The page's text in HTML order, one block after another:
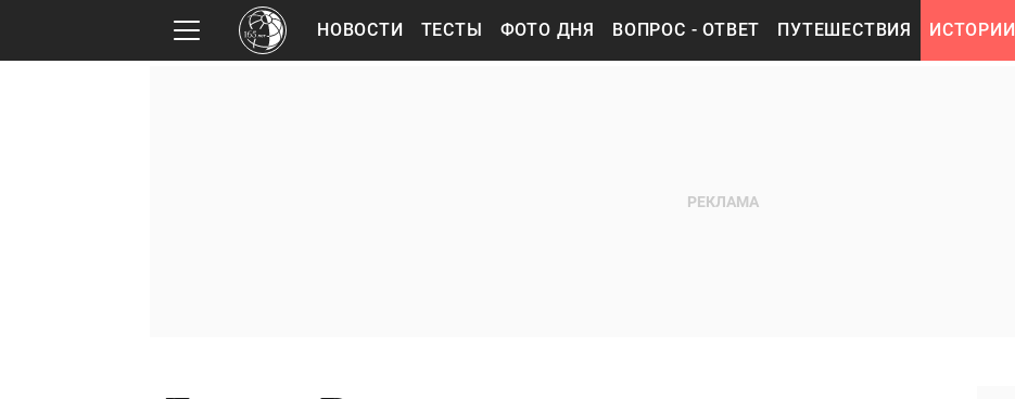
НОВОСТИ ТЕСТЫ ФОТО ДНЯ ВОПРОС - ОТВЕТ ПУТЕШЕСТВИЯ ИСТОРИИ